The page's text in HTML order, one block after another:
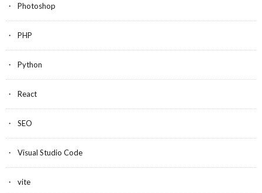
Photoshop
PHP
Python
React
SEO
Visual Studio Code
vite